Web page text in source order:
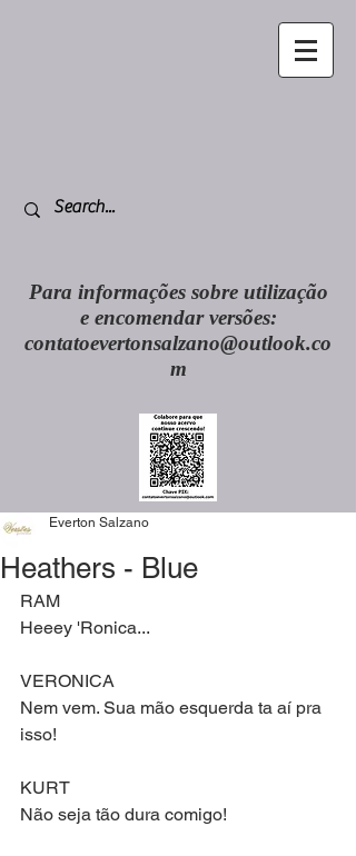
Para informações sobre utilização
e encomendar versões:
contatoevertonsalzano@outlook.co
m
Heathers - Blue
Everton Salzano
RAM
Heeey 'Ronica...
VERONICA
Nem vem. Sua mão esquerda ta aí pra
isso!
KURT
Não seja tão dura comigo!